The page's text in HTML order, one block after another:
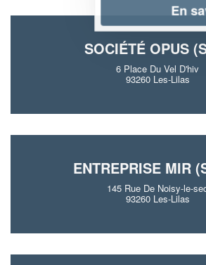
SOCIÉTÉ OPUS
6 Place Du Vel D'hiv
93260 Les-Lilas
ENTREPRISE MIR
145 Rue De Noisy-le-
93260 Les-Lilas
En